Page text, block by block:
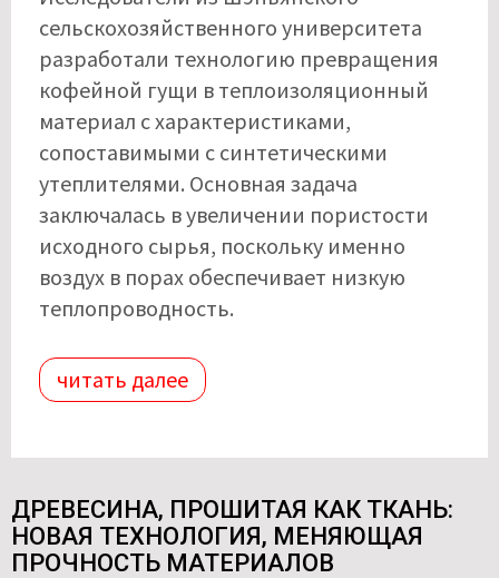
сельскохозяйственного университета
разработали технологию превращения
кофейной гущи в теплоизоляционный
материал с характеристиками,
сопоставимыми с синтетическими
утеплителями. Основная задача
заключалась в увеличении пористости
исходного сырья, поскольку именно
воздух в порах обеспечивает низкую
теплопроводность.
читать далее
ДРЕВЕСИНА, ПРОШИТАЯ КАК ТКАНЬ:
НОВАЯ ТЕХНОЛОГИЯ, МЕНЯЮЩАЯ
ПРОЧНОСТЬ МАТЕРИАЛОВ